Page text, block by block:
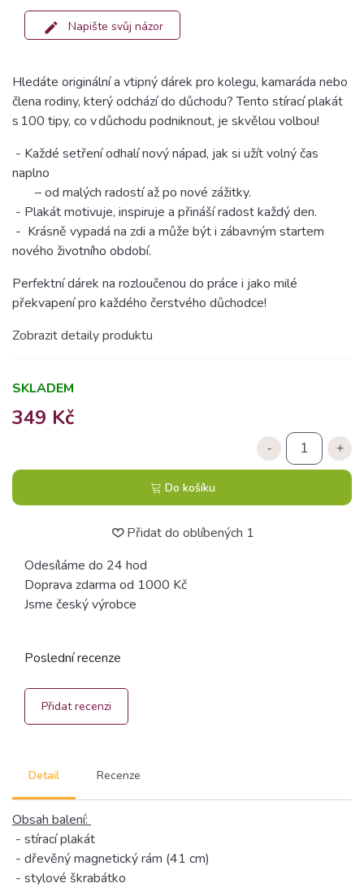
Napište svůj názor
Hledáte originální a vtipný dárek pro kolegu, kamaráda nebo
člena rodiny, který odchází do důchodu? Tento stírací plakát
s 100 tipy, co v důchodu podniknout, je skvělou volbou!
- Každé setření odhalí nový nápad, jak si užít volný čas
naplno
– od malých radostí až po nové zážitky.
- Plakát motivuje, inspiruje a přináší radost každý den.
- Krásně vypadá na zdi a může být i zábavným startem
nového životního období.
Perfektní dárek na rozloučenou do práce i jako milé
překvapení pro každého čerstvého důchodce!
Zobrazit detaily produktu
SKLADEM
349 Kč
- +
Do košíku
Přidat do oblíbených 1
Odesíláme do 24 hod
Doprava zdarma od 1000 Kč
Jsme český výrobce
Detail Recenze
Obsah balení:
- stírací plakát
- dřevěný magnetický rám (41 cm)
- stylové škrabátko
Poslední recenze
Přidat recenzi